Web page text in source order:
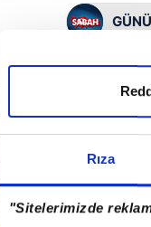
Rıza
"Sitelerimizde